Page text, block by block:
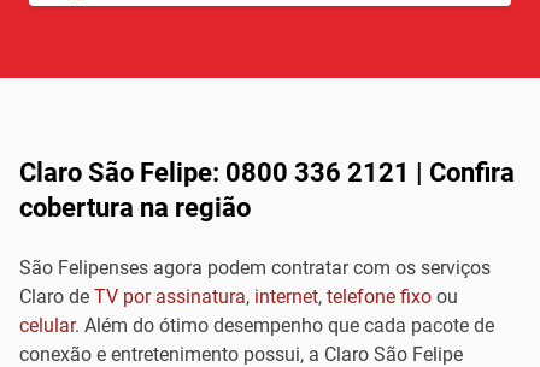
Claro São Felipe: 0800 336 2121 | Confira
cobertura na região
São Felipenses agora podem contratar com os serviços
Claro de TV por assinatura, internet, telefone fixo ou
celular. Além do ótimo desempenho que cada pacote de
conexão e entretenimento possui, a Claro São Felipe